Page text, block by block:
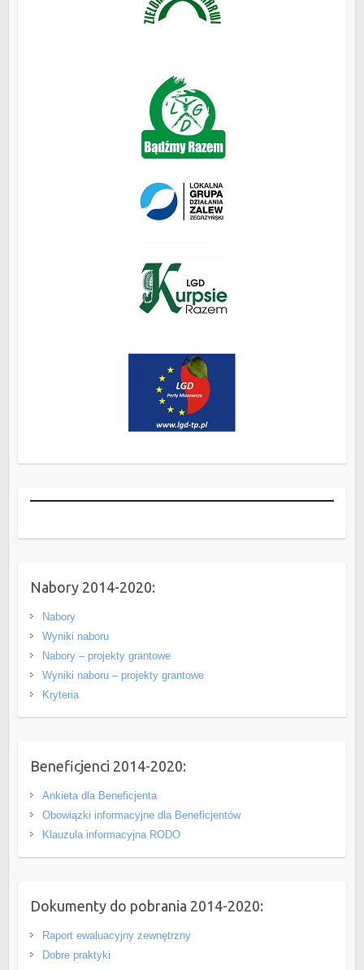
Nabory 2014-2020:
Nabory
Wyniki naboru
Nabory – projekty grantowe
Wyniki naboru – projekty grantowe
Kryteria
Beneficjenci 2014-2020:
Ankieta dla Beneficjenta
Obowiązki informacyjne dla Beneficjentów
Klauzula informacyjna RODO
Dokumenty do pobrania 2014-2020:
Raport ewaluacyjny zewnętrzny
Dobre praktyki